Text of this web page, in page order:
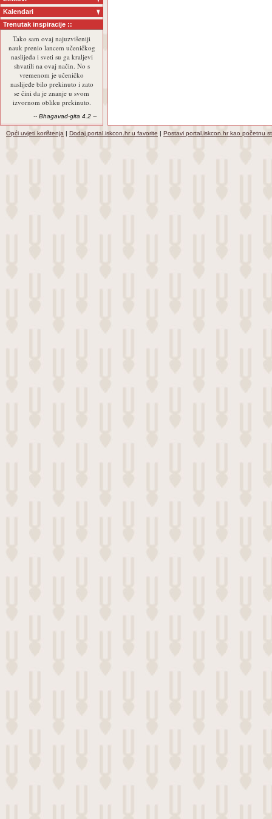
Kalendari
Trenutak inspiracije ::
Tako sam ovaj najuzvišeniji
nauk prenio lancem učeničkog
naslijeđa i sveti su ga kraljevi
shvatili na ovaj način. No s
vremenom je učeničko
naslijeđe bilo prekinuto i zato
se čini da je znanje u svom
izvornom obliku prekinuto.
-- Bhagavad-gita 4.2 --
Opći uvjeti korištenja | Dodaj portal.iskcon.hr u favorite | Postavi portal.iskcon.hr kao početnu